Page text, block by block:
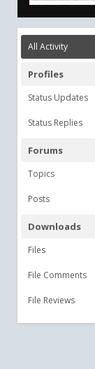
All Activity
Profiles
Status Updates
Status Replies
Forums
Topics
Posts
Downloads
Files
File Comments
File Reviews